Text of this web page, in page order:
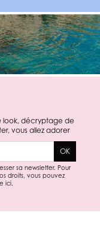
look, décryptage de
vous allez adorer
OK
sa newsletter. Pour
droits, vous pouvez
ici.